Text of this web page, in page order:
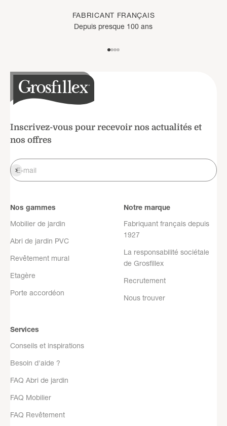
FABRICANT FRANÇAIS
Depuis presque 100 ans
Inscrivez-vous pour recevoir nos actualités et
nos offres
E-mail
S'inscrire
Nos gammes
Mobilier de jardin
Abri de jardin PVC
Revêtement mural
Etagère
Porte accordéon
Notre marque
Fabriquant français depuis
1927
La responsabilité sociétale
de Grosfillex
Recrutement
Nous trouver
Services
Conseils et inspirations
Besoin d'aide ?
FAQ Abri de jardin
FAQ Mobilier
FAQ Revêtement